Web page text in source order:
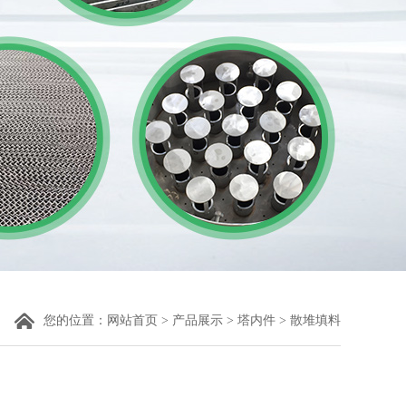
您的位置： 网站首页 > 产品展示 > 塔内件 > 散堆填料